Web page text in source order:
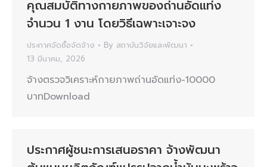
คุณสมบัติทางกายภาพของถ่านอัดแท่ง
จำนวน 1 งาน โดยวิธีเฉพาะเจาะจง
ประกาศจัดซื้อจัดจ้าง By สถาบันวิจัยและพัฒนา
13 มีนาคม, 2026
จ้างตรวจวิเคราะห์กายภาพถ่านอัดแท่ง-10000
บาทDownload
ประกาศผู้ชนะการเสนอราคา จ้างพัฒนา